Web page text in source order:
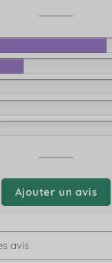
Ajouter un avis